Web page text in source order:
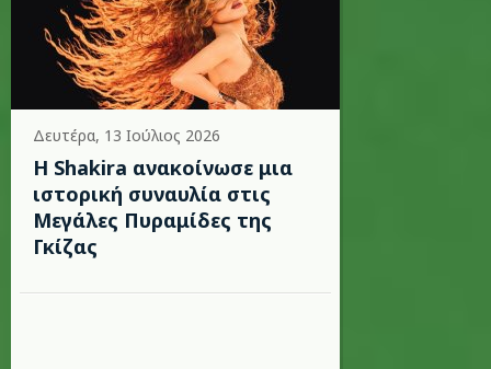
Δευτέρα, 13 Ιούλιος 2026
Η Shakira ανακοίνωσε μια
ιστορική συναυλία στις
Μεγάλες Πυραμίδες της
Γκίζας